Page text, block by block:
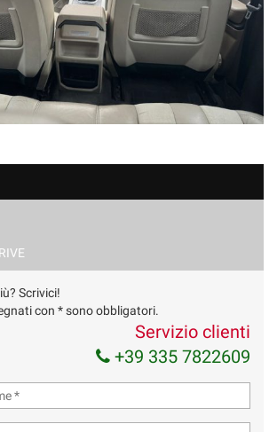
Scrivici!
con * sono obbligatori.
Servizio clienti
+39 335 7822609